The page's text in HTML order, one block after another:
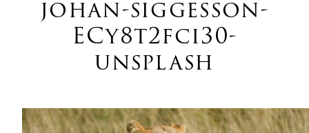
johan-siggesson-
ECy8t2fci30-
unsplash